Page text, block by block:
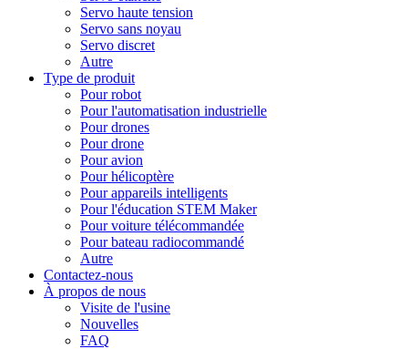
Servo haute tension
Servo sans noyau
Servo discret
Autre
Type de produit
Pour robot
Pour l'automatisation industrielle
Pour drones
Pour drone
Pour avion
Pour hélicoptère
Pour appareils intelligents
Pour l'éducation STEM Maker
Pour voiture télécommandée
Pour bateau radiocommandé
Autre
Contactez-nous
À propos de nous
Visite de l'usine
Nouvelles
FAQ